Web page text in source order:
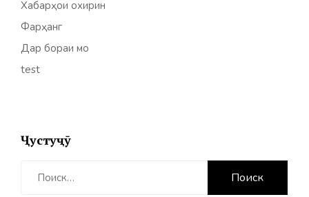
Хабарҳои охирин
Фарҳанг
Дар бораи мо
test
Ҷустуҷӯ